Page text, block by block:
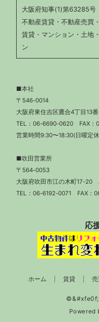
大阪府知事(1)第63285号
不動産賃貸・不動産売買
賃貸・マンション・土地
ン
■本社
〒546-0014
大阪府東住吉区鷹合4丁目13
TEL： 06-6690-0620 FAX：
営業時間9:30〜18:30(日曜定
■吹田営業所
〒564-0053
大阪府吹田市江の木町17-20
TEL： 06-6192-0071 FAX：
応
ホーム 賃貸 売
Powered